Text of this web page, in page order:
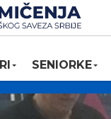
SENIORKE